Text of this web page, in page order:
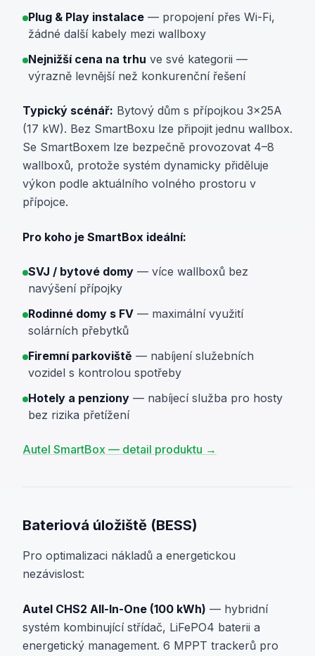
Plug & Play instalace — propojení přes Wi-Fi,
žádné další kabely mezi wallboxy
Nejnižší cena na trhu ve své kategorii —
výrazně levnější než konkurenční řešení
Typický scénář: Bytový dům s přípojkou 3×25A
(17 kW). Bez SmartBoxu lze připojit jednu wallbox.
Se SmartBoxem lze bezpečně provozovat 4–8
wallboxů, protože systém dynamicky přiděluje
výkon podle aktuálního volného prostoru v
přípojce.
Pro koho je SmartBox ideální:
SVJ / bytové domy — více wallboxů bez
navýšení přípojky
Rodinné domy s FV — maximální využití
solárních přebytků
Firemní parkoviště — nabíjení služebních
vozidel s kontrolou spotřeby
Hotely a penziony — nabíjecí služba pro hosty
bez rizika přetížení
Autel SmartBox — detail produktu →
Bateriová úložiště (BESS)
Pro optimalizaci nákladů a energetickou
nezávislost:
Autel CHS2 All-In-One (100 kWh) — hybridní
systém kombinující střídač, LiFePO4 baterii a
energetický management. 6 MPPT trackerů pro